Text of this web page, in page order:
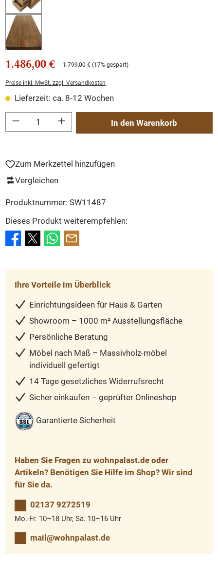
1.486,00 € 1.799,00 € (17% gespart)
Preise inkl. MwSt. zzgl. Versandkosten
Lieferzeit: ca. 8-12 Wochen
Produkt Anzahl: Gib den gewünschten Wert ein oder benutze die Schaltflächen
In den Warenkorb
Zum Merkzettel hinzufügen
Vergleichen
Produktnummer: SW11487
Dieses Produkt weiterempfehlen:
Ihre Vorteile im Überblick
Einrichtungsideen für Haus & Garten
Showroom – 1000 m² Ausstellungsfläche
Persönliche Beratung
Möbel nach Maß – Massivholz-möbel
individuell gefertigt
14 Tage gesetzliches Widerrufsrecht
Sicher einkaufen – geprüfter Onlineshop
Garantierte Sicherheit
Haben Sie Fragen zu wohnpalast.de oder
Artikeln? Benötigen Sie Hilfe im Shop? Wir sind
für Sie da.
02137 9272519
Mo.-Fr. 10–18 Uhr, Sa. 10–16 Uhr
mail@wohnpalast.de